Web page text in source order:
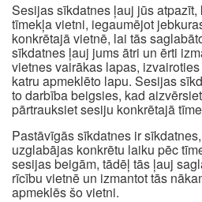
Sesijas sīkdatnes ļauj jūs
tīmekļa vietni, iegaumējot
konkrētajā vietnē, lai tās
sīkdatnes ļauj jums ātri un ērti
vietnes vairākas lapas,
katru apmeklēto lapu. Sesijas
to darbība beigsies, kad
pārtrauksiet sesiju konkrētajā
Pastāvīgās sīkdatnes ir
uzglabājas konkrētu laiku pēc
sesijas beigām, tādēļ tās ļauj
rīcību vietnē un izmantot tās
apmeklēs šo vietni.